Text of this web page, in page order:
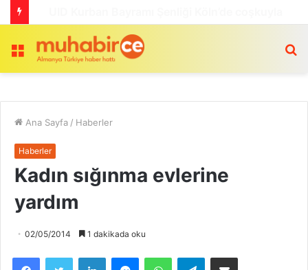
Menü
Ana Sayfa / Haberler
Haberler
Kadın sığınma evlerine
yardım
02/05/2014 1 dakikada oku
Telegram